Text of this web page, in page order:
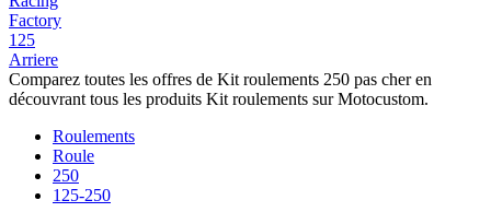
Factory
125
Arriere
Comparez toutes les offres de Kit roulements 250 pas cher en
découvrant tous les produits Kit roulements sur Motocustom.
Roulements
Roule
250
125-250